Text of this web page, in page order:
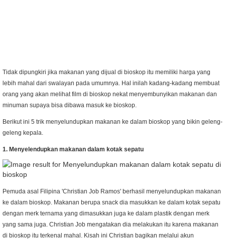
Tidak dipungkiri jika makanan yang dijual di bioskop itu memiliki harga yang
lebih mahal dari swalayan pada umumnya. Hal inilah kadang-kadang membuat
orang yang akan melihat film di bioskop nekat menyembunyikan makanan dan
minuman supaya bisa dibawa masuk ke bioskop.
Berikut ini 5 trik menyelundupkan makanan ke dalam bioskop yang bikin geleng-
geleng kepala.
1. Menyelendupkan makanan dalam kotak sepatu
Pemuda asal Filipina 'Christian Job Ramos' berhasil menyelundupkan makanan
ke dalam bioskop. Makanan berupa snack dia masukkan ke dalam kotak sepatu
dengan merk ternama yang dimasukkan juga ke dalam plastik dengan merk
yang sama juga. Christian Job mengatakan dia melakukan itu karena makanan
di bioskop itu terkenal mahal. Kisah ini Christian bagikan melalui akun